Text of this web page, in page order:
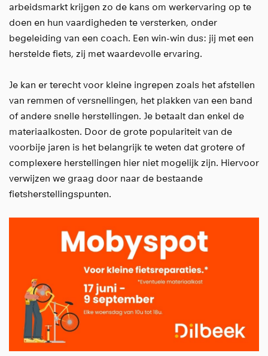
arbeidsmarkt krijgen zo de kans om werkervaring op te
doen en hun vaardigheden te versterken, onder
begeleiding van een coach. Een win-win dus: jij met een
herstelde fiets, zij met waardevolle ervaring.
Je kan er terecht voor kleine ingrepen zoals het afstellen
van remmen of versnellingen, het plakken van een band
of andere snelle herstellingen. Je betaalt dan enkel de
materiaalkosten. Door de grote populariteit van de
voorbije jaren is het belangrijk te weten dat grotere of
complexere herstellingen hier niet mogelijk zijn. Hiervoor
verwijzen we graag door naar de bestaande
fietsherstellingspunten.